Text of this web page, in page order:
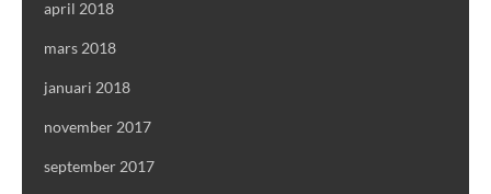
april 2018
mars 2018
januari 2018
november 2017
september 2017